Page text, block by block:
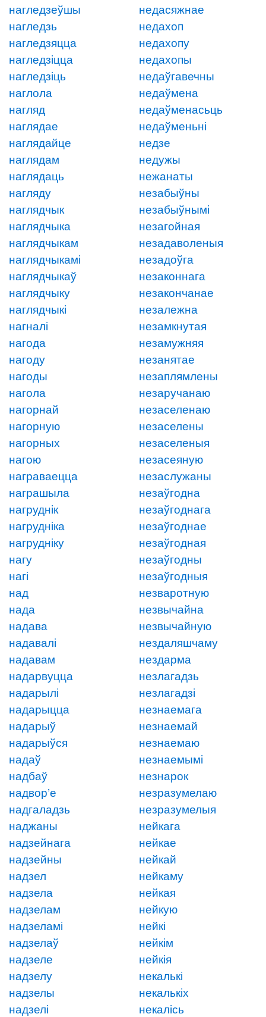
нагледзеўшы
нагледзь
нагледзяцца
нагледзіцца
нагледзіць
наглола
нагляд
наглядае
наглядайце
наглядам
наглядаць
нагляду
наглядчык
наглядчыка
наглядчыкам
наглядчыкамі
наглядчыкаў
наглядчыку
наглядчыкі
нагналі
нагода
нагоду
нагоды
нагола
нагорнай
нагорную
нагорных
нагою
награваецца
награшыла
нагруднік
нагрудніка
нагрудніку
нагу
нагі
над
нада
надава
надавалі
надавам
надарвуцца
надарылі
надарыцца
надарыў
надарыўся
надаў
надбаў
надвор’е
надгаладзь
наджаны
надзейнага
надзейны
надзел
надзела
надзелам
надзеламі
надзелаў
надзеле
надзелу
надзелы
надзелі
недасяжнае
недахоп
недахопу
недахопы
недаўгавечны
недаўмена
недаўменасьць
недаўменьні
недзе
недужы
нежанаты
незабыўны
незабыўнымі
незагойная
незадаволеныя
незадоўга
незаконнага
незакончанае
незалежна
незамкнутая
незамужняя
незанятае
незаплямлены
незаручанаю
незаселенаю
незаселены
незаселеныя
незасеяную
незаслужаны
незаўгодна
незаўгоднага
незаўгоднае
незаўгодная
незаўгодны
незаўгодныя
незваротную
незвычайна
незвычайную
нездаляшчаму
нездарма
незлагадзь
незлагадзі
незнаемага
незнаемай
незнаемаю
незнаемымі
незнарок
незразумелаю
незразумелыя
нейкага
нейкае
нейкай
нейкаму
нейкая
нейкую
нейкі
нейкім
нейкія
некалькі
некалькіх
некалісь